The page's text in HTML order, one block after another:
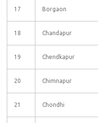
17 Borgaon
18 Chandapur
19 Chendkapur
20 Chimnapur
21 Chondhi